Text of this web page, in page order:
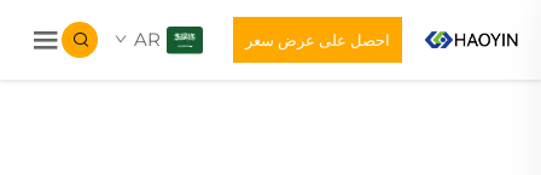
احصل على عرض سعر AR